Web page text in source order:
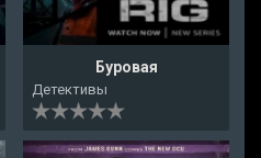
Буровая
Детективы